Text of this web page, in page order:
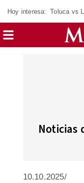
Hoy interesa: Toluca vs
Noticias
10.10.2025/